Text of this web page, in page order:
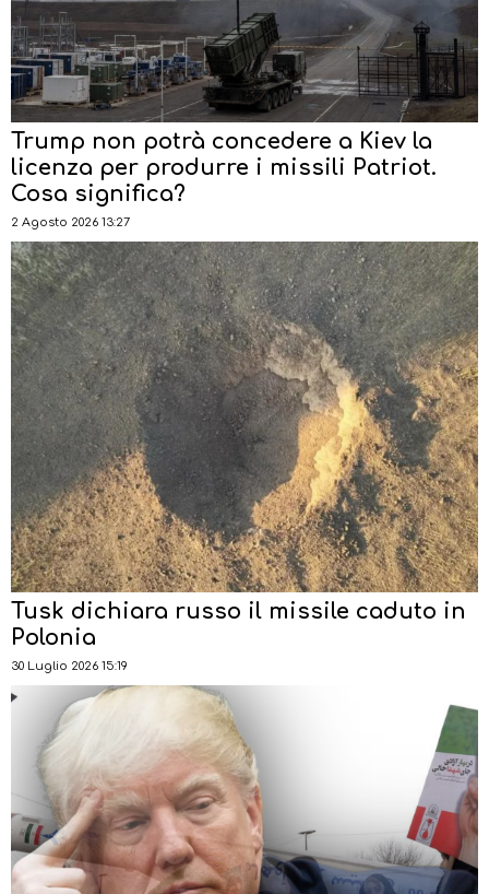
Trump non potrà concedere a Kiev la
licenza per produrre i missili Patriot.
Cosa significa?
2 Agosto 2026 13:27
Tusk dichiara russo il missile caduto in
Polonia
30 Luglio 2026 15:19